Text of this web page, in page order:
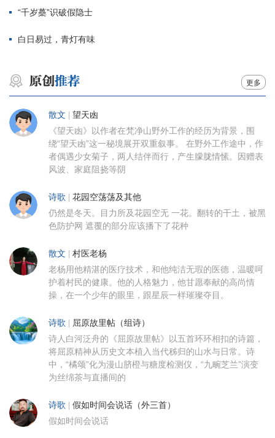
“千岁蘽”识破假隐士
白日易过，青灯有味
更多
散文 | 望天凼
《望天凼》以作者在梵净山野外工作的经历为背景，围
绕“望天凼”这一秘境展开双重叙事。 在野外工作途中，作
者偶遇少女菊子，两人结伴而行，产生朦胧情愫。因赠表
风波、家庭阻挠等阴
诗歌 | 花园空荡荡及其他
仍然是冬天。目力所及花园空无 一花。翻转的干土，被黑
色防护网 遮覆的部分应该播下了花种
散文 | 村医老杨
老杨用他精湛的医疗技术，和他纯洁无瑕的医德，温暖呵
护着村民的健康。他的人格魅力，他甘愿奉献的高尚情
操，在一个少年的眼里，跟星辰一样璀璨夺目。
诗歌 | 屈原故里帖（组诗）
诗人白河泛舟的《屈原故里帖》以五首环环相扣的诗篇，
将屈原精神从历史文本植入当代秭归的山水与日常。诗
中，“橘颂”化为漫山脐橙与糖度检测仪，“九畹芝兰”演变
为丝绵茶与直播间的
诗歌 | 假如时间会说话（外三首）
假如时间会说话